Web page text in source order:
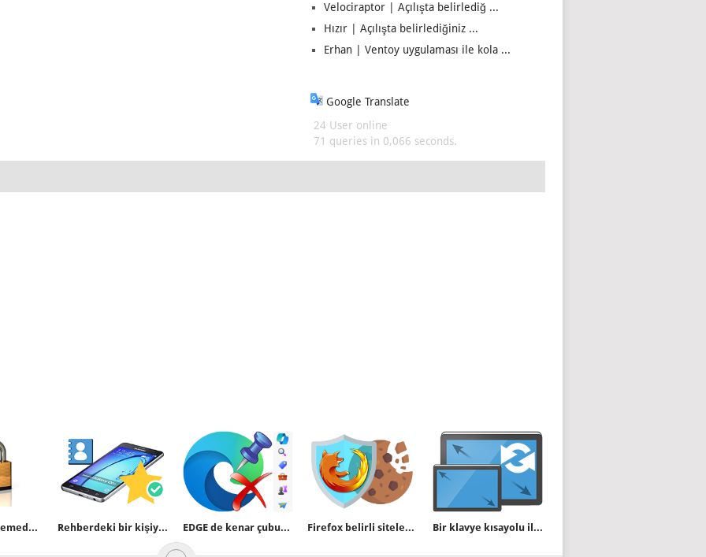
Velociraptor | Açılışta belirlediğ ...
Hızır | Açılışta belirlediğiniz ...
Erhan | Ventoy uygulaması ile kola ...
Google Translate
24 User online
71 queries in 0,066 seconds.
Yazılım engellemede karma kural yöntemi Rehberdeki bir kişiyi favori listesine ekleyelim EDGE de kenar çubuğunda aç özelliği olmasın Firefox belirli sitelerde içeriği engellemesin Bir klavye kısayolu ile ekran çözünürlüğü değiştirin